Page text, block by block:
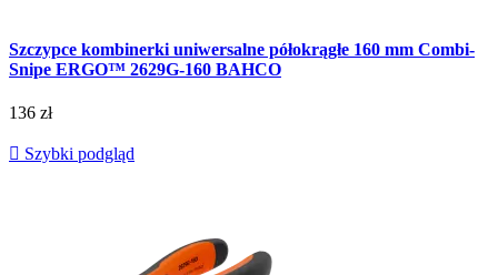
Szczypce kombinerki uniwersalne półokrągłe 160 mm Combi-
Snipe ERGO™ 2629G-160 BAHCO
136 zł
 Szybki podgląd